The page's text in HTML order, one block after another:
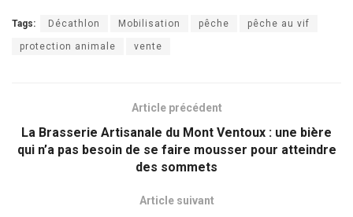
Tags: Décathlon Mobilisation pêche pêche au vif
protection animale vente
Article précédent
La Brasserie Artisanale du Mont Ventoux : une bière
qui n’a pas besoin de se faire mousser pour atteindre
des sommets
Article suivant